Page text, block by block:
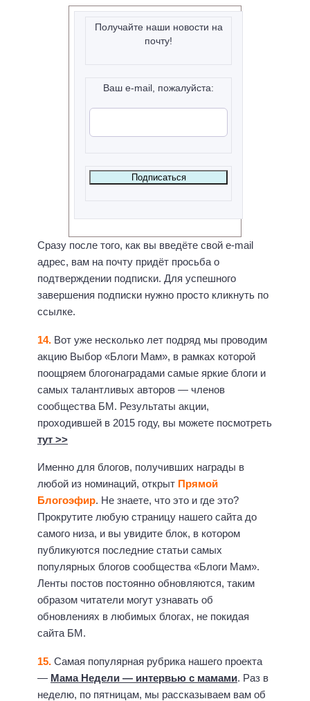
Получайте наши новости на
почту!
Ваш e-mail, пожалуйста:
Сразу после того, как вы введёте свой e-mail
адрес, вам на почту придёт просьба о
подтверждении подписки. Для успешного
завершения подписки нужно просто кликнуть по
ссылке.
14. Вот уже несколько лет подряд мы проводим
акцию Выбор «Блоги Мам», в рамках которой
поощряем блогонаградами самые яркие блоги и
самых талантливых авторов — членов
сообщества БМ. Результаты акции,
проходившей в 2015 году, вы можете посмотреть
тут >>
Именно для блогов, получивших награды в
любой из номинаций, открыт Прямой
Блогоэфир. Не знаете, что это и где это?
Прокрутите любую страницу нашего сайта до
самого низа, и вы увидите блок, в котором
публикуются последние статьи самых
популярных блогов сообщества «Блоги Мам».
Ленты постов постоянно обновляются, таким
образом читатели могут узнавать об
обновлениях в любимых блогах, не покидая
сайта БМ.
15. Самая популярная рубрика нашего проекта
— Мама Недели — интервью с мамами. Раз в
неделю, по пятницам, мы рассказываем вам об